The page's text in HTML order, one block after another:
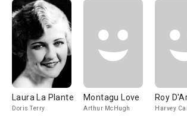
Laura La Plante
Doris Terry
Montagu Love
Arthur McHugh
Roy
Harvey